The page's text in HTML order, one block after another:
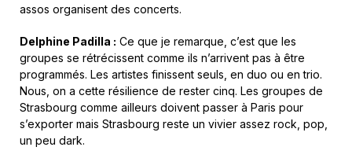
assos organisent des concerts.
Delphine Padilla : Ce que je remarque, c’est que les
groupes se rétrécissent comme ils n’arrivent pas à être
programmés. Les artistes finissent seuls, en duo ou en trio.
Nous, on a cette résilience de rester cinq. Les groupes de
Strasbourg comme ailleurs doivent passer à Paris pour
s’exporter mais Strasbourg reste un vivier assez rock, pop,
un peu dark.